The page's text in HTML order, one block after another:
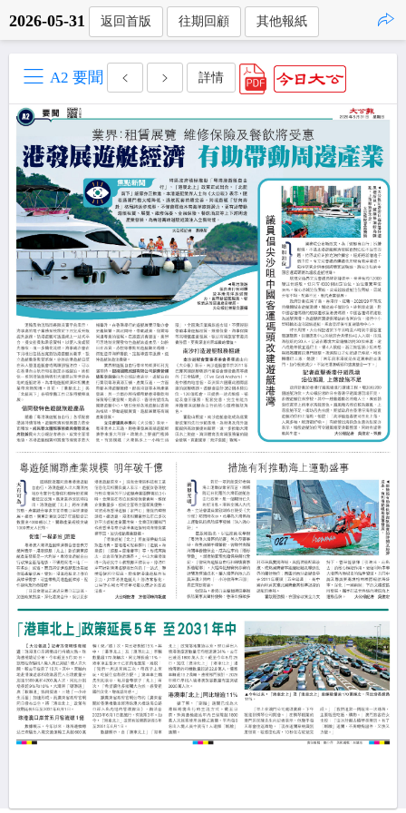
2026-05-31 返回首版 往期回顧 其他報紙
A2 要聞 詳情